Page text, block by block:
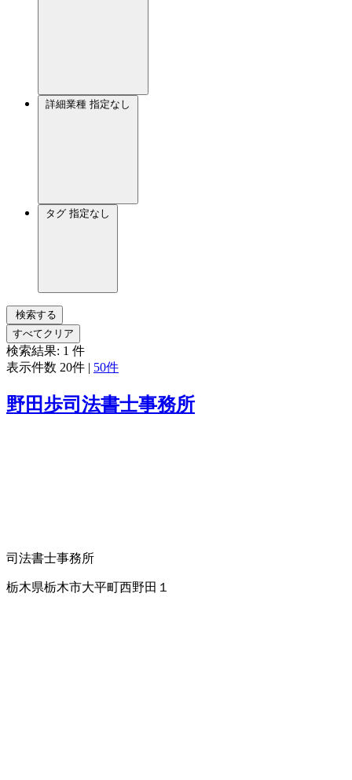
詳細業種 指定なし
タグ 指定なし
検索する
すべてクリア
検索結果: 1 件
表示件数 20件 | 50件
野田歩司法書士事務所
司法書士事務所
栃木県栃木市大平町西野田１